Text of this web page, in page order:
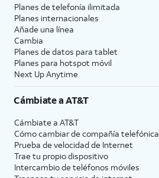
Planes de telefonía ilimitada
Planes internacionales
Añade una línea
Cambia
Planes de datos para tablet
Planes para hotspot móvil
Next Up Anytime
Cámbiate aAT&T
Cámbiate a AT&T
Cómo cambiar de compañía telefónica
Prueba de velocidad de Internet
Trae tu propio dispositivo
Intercambio de teléfonos móviles